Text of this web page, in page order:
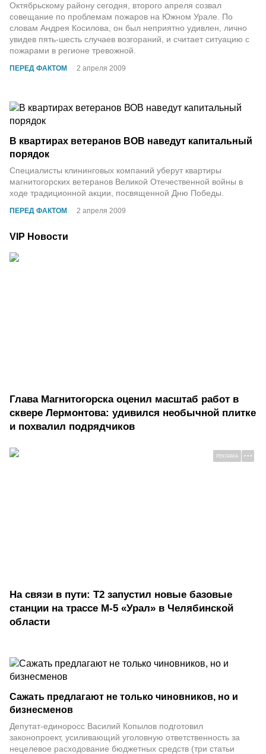
ПЕРЕД ФАКТОМ 2 апреля 2009
Октябрьскому району сегодня, второго апреля созвал
совещание по проблемам пожаров на Южном Урале. По
словам Андрея Косилова, он был неприятно удивлен, лично
увидев пять-шесть случаев возгораний, и считает ситуацию с
пожарами в регионе тревожной.
ПЕРЕД ФАКТОМ 2 апреля 2009
В квартирах ветеранов ВОВ наведут капитальный
порядок
Специалисты клининговых компаний уберут квартиры
магнитогорских ветеранов Великой Отечественной войны в
ходе традиционной акции, посвященной Дню Победы.
VIP Новости
Глава Магнитогорска оценил масштаб работ в
сквере Лермонтова: удивился необычной плитке
и похвалил подрядчиков
РЕКЛАМА
На связи в пути: Т2 запустил новые базовые
станции на трассе М-5 «Урал» в Челябинской
области
Сажать предлагают не только чиновников, но и
бизнесменов
Депутат-единоросс Василий Копылов подготовил
законопроект, усиливающий уголовную ответственность за
нецелевое расходование бюджетных средств (три статьи